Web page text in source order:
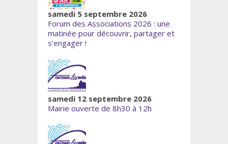
samedi 5 septembre 2026
Forum des Associations 2026 : une
matinée pour découvrir, partager et
s’engager !
samedi 12 septembre 2026
Mairie ouverte de 8h30 à 12h